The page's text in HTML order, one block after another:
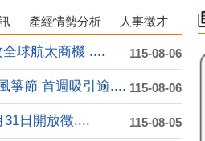
產經情勢分析 人事徵才
115-08-06
球航太商機 ....
115-08-06
箏節 首週吸引逾....
115-08-05
31日開放徵....